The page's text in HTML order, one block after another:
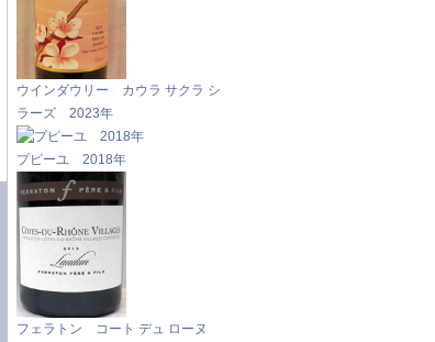
ウインダウリー カウラ サクラ シ
ラーズ 2023年
プピーユ 2018年
フェラトン コート デュ ローヌ